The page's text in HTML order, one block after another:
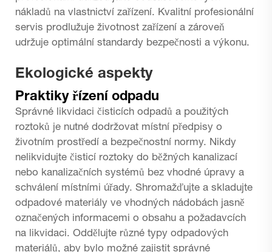
nákladů na vlastnictví zařízení. Kvalitní profesionální
servis prodlužuje životnost zařízení a zároveň
udržuje optimální standardy bezpečnosti a výkonu.
Ekologické aspekty
Praktiky řízení odpadu
Správné likvidaci čisticích odpadů a použitých
roztoků je nutné dodržovat místní předpisy o
životním prostředí a bezpečnostní normy. Nikdy
nelikvidujte čisticí roztoky do běžných kanalizací
nebo kanalizačních systémů bez vhodné úpravy a
schválení místními úřady. Shromažďujte a skladujte
odpadové materiály ve vhodných nádobách jasně
označených informacemi o obsahu a požadavcích
na likvidaci. Oddělujte různé typy odpadových
materiálů, aby bylo možné zajistit správné